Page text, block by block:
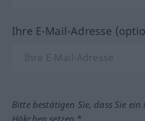
Ihre E-Mail-Adresse
Bitte bestätigen Sie, dass Sie